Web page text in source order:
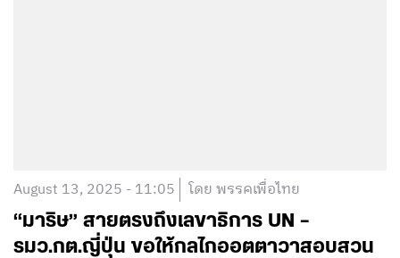
August 13, 2025 - 11:05 โดย พรรคเพื่อไทย
“มาริษ” สายตรงถึงเลขาธิการ UN –
รมว.กต.ญี่ปุ่น ขอให้กลไกออตตาวาสอบสวน